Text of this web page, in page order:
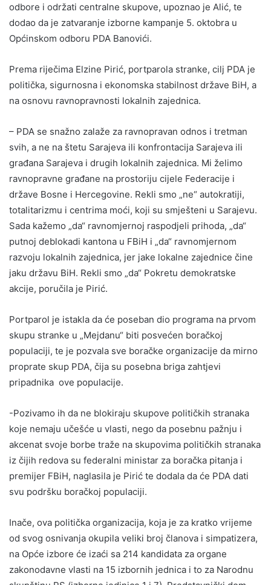
odbore i održati centralne skupove, upoznao je Alić, te
dodao da je zatvaranje izborne kampanje 5. oktobra u
Općinskom odboru PDA Banovići.
Prema riječima Elzine Pirić, portparola stranke, cilj PDA je
politička, sigurnosna i ekonomska stabilnost države BiH, a
na osnovu ravnopravnosti lokalnih zajednica.
– PDA se snažno zalaže za ravnopravan odnos i tretman
svih, a ne na štetu Sarajeva ili konfrontacija Sarajeva ili
građana Sarajeva i drugih lokalnih zajednica. Mi želimo
ravnopravne građane na prostoriju cijele Federacije i
države Bosne i Hercegovine. Rekli smo „ne“ autokratiji,
totalitarizmu i centrima moći, koji su smješteni u Sarajevu.
Sada kažemo „da“ ravnomjernoj raspodjeli prihoda, „da“
putnoj deblokadi kantona u FBiH i „da“ ravnomjernom
razvoju lokalnih zajednica, jer jake lokalne zajednice čine
jaku državu BiH. Rekli smo „da“ Pokretu demokratske
akcije, poručila je Pirić.
Portparol je istakla da će poseban dio programa na prvom
skupu stranke u „Mejdanu“ biti posvećen boračkoj
populaciji, te je pozvala sve boračke organizacije da mirno
proprate skup PDA, čija su posebna briga zahtjevi
pripadnika ove populacije.
-Pozivamo ih da ne blokiraju skupove političkih stranaka
koje nemaju učešće u vlasti, nego da posebnu pažnju i
akcenat svoje borbe traže na skupovima političkih stranaka
iz čijih redova su federalni ministar za boračka pitanja i
premijer FBiH, naglasila je Pirić te dodala da će PDA dati
svu podršku boračkoj populaciji.
Inače, ova politička organizacija, koja je za kratko vrijeme
od svog osnivanja okupila veliki broj članova i simpatizera,
na Opće izbore će izaći sa 214 kandidata za organe
zakonodavne vlasti na 15 izbornih jednica i to za Narodnu